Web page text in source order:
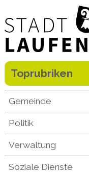
Direkt zum Inhalt springen
Mobilenavigation
Gemeinde
Politik
Verwaltung
Soziale Dienste
Toprubriken